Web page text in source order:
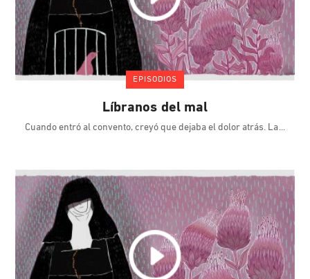
EPISODIOS
Líbranos del mal
Cuando entró al convento, creyó que dejaba el dolor atrás. La